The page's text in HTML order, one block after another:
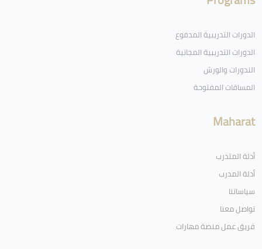
الدورات التدريبية المدفوع
الدورات التدريبية المجانية
الندورات والورش
المساقات المفتوحة
Maharat
أدلة المتدرب
أدلة المدرب
سياساتنا
تواصل معنا
فريق عمل منصة مهارات